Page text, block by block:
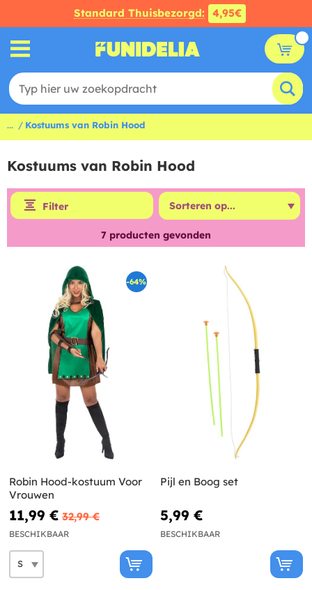
Standard Thuisbezorgd: 4,95€
... Kostuums van Robin Hood
Kostuums van Robin Hood
Filter
7 producten gevonden
-64%
Robin Hood-kostuum Voor
Vrouwen
11,99 € 32,99 €
BESCHIKBAAR
Pijl en Boog set
5,99 €
BESCHIKBAAR